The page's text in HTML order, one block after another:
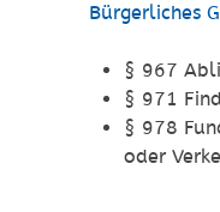
Bürgerliches
§ 967
§ 971
§ 978
oder